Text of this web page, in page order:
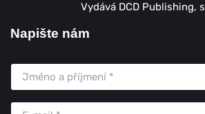
Vydává DCD Publishing,
Napište nám